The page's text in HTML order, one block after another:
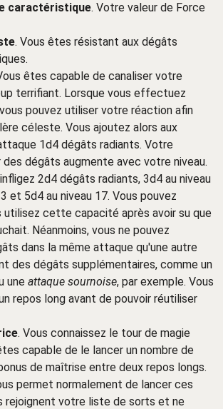
caractéristique. Votre valeur de Force
. Vous êtes résistant aux dégâts
êtes capable de canaliser votre
terrifiant. Lorsque vous effectuez
pouvez utiliser votre réaction afin
céleste. Vous ajoutez alors aux
1d4 dégâts radiants. Votre
dégâts augmente avec votre niveau.
2d4 dégâts radiants, 3d4 au niveau
et 5d4 au niveau 17. Vous pouvez
utilisez cette capacité après avoir su que
Néanmoins, vous ne pouvez
dans la même attaque qu'une autre
des dégâts supplémentaires, comme un
une attaque sournoise, par exemple. Vous
repos long avant de pouvoir réutiliser
. Vous connaissez le tour de magie
capable de le lancer un nombre de
de maîtrise entre deux repos longs.
permet normalement de lancer ces
rejoignent votre liste de sorts et ne